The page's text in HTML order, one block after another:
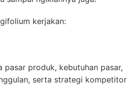
kerjakan:
pasar produk, kebutuhan pasar,
serta strategi kompetitor